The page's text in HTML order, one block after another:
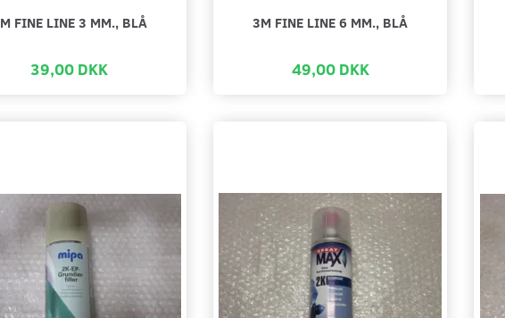
FINE LINE 3 MM., BLÅ
39,00 DKK
3M FINE LINE 6 MM., BLÅ
49,00 DKK